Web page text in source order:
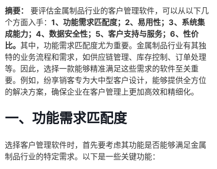
摘要：
要评估金属制品行业的客户管理软件，可以从以下几
个方面入手： 1、功能需求匹配度；2、易用性；3、系统集
成能力；4、数据安全性；5、客户支持与服务；6、性价
比。 其中，功能需求匹配度尤为重要。金属制品行业有其独
特的业务流程和需求，如供应链管理、库存控制、订单处理
等。因此，选择一款能够精准满足这些需求的软件至关重
要。例如，纷享销客专为大中型客户设计，能够提供全方位
的解决方案，确保企业在客户管理上更加高效和精细化。
一、功能需求匹配度
选择客户管理软件时，首先要考虑其功能是否能够满足金属
制品行业的特定需求。以下是一些关键功能：